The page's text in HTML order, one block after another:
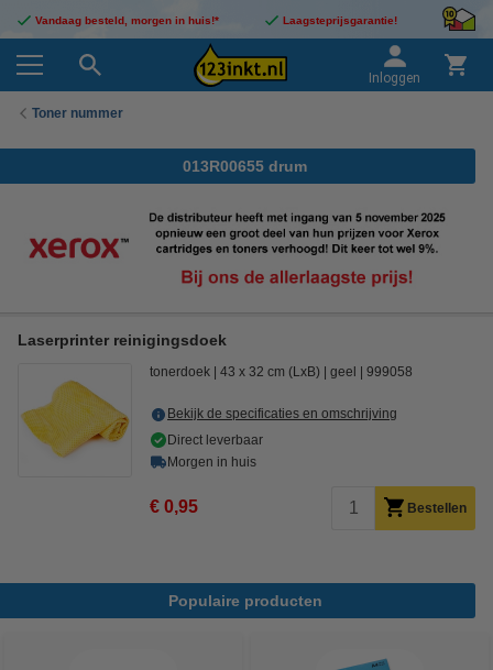
Vandaag besteld, morgen in huis!* Laagsteprijsgarantie!
Inloggen
Toner nummer
013R00655 drum
Laserprinter reinigingsdoek
tonerdoek 43 x 32 cm (LxB) geel 999058
Bekijk de specificaties en omschrijving
Direct leverbaar
Morgen in huis
€ 0,95 Bestellen
Populaire producten